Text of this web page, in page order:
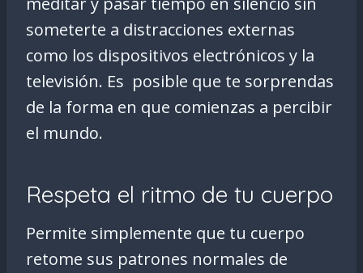
someterte a distracciones externas
como los dispositivos electrónicos y la
televisión. Es posible que te sorprendas
de la forma en que comienzas a percibir
el mundo.
Respeta el ritmo de tu cuerpo
Permite simplemente que tu cuerpo
retome sus patrones normales de